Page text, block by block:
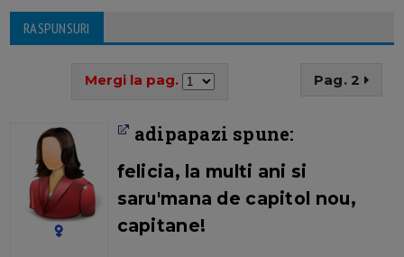
RASPUNSURI
Mergi la pag. Pag. 2
adipapazi spune:
felicia, la multi ani si
saru'mana de capitol nou,
capitane!